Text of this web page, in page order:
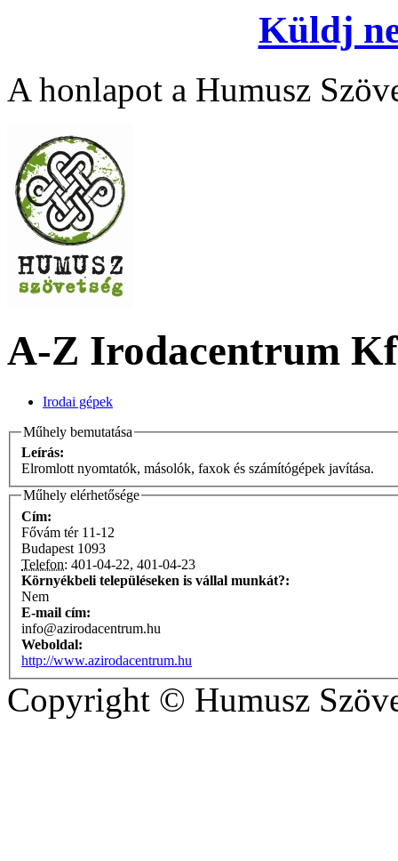
Küldj
A honlapot a Humusz
A-Z Irodacentrum
Irodai gépek
Műhely bemutatása
Leírás:
Elromlott nyomtatók, másolók, faxok és számítógépek javítása.
Műhely elérhetősége
Cím:
Fővám tér 11-12
Budapest 1093
Telefon: 401-04-22, 401-04-23
Környékbeli településeken is vállal munkát?:
Nem
E-mail cím:
info@azirodacentrum.hu
Weboldal:
http://www.azirodacentrum.hu
Copyright © Humusz